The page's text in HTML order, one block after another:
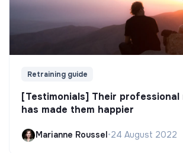
Retraining guide
[Testimonials] Their
has made them happier
Marianne Roussel•24 August 2022